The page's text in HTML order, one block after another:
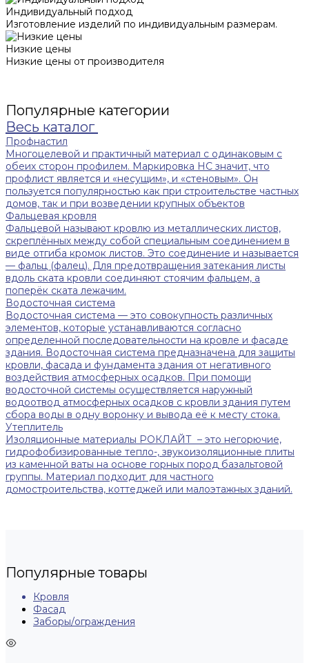
Индивидуальный подход
Изготовление изделий по индивидуальным размерам.
Низкие цены
Низкие цены от производителя
Популярные категории
Весь каталог
Профнастил
Многоцелевой и практичный материал с одинаковым с
обеих сторон профилем. Маркировка НС значит, что
профлист является и «несущим», и «стеновым». Он
пользуется популярностью как при строительстве частных
домов, так и при возведении крупных объектов
Фальцевая кровля
Фальцевой называют кровлю из металлических листов,
скреплённых между собой специальным соединением в
виде отгиба кромок листов. Это соединение и называется
— фальц (фалец). Для предотвращения затекания листы
вдоль ската кровли соединяют стоячим фальцем, а
поперёк ската лежачим.
Водосточная система
Водосточная система — это совокупность различных
элементов, которые устанавливаются согласно
определенной последовательности на кровле и фасаде
здания. Водосточная система предназначена для защиты
кровли, фасада и фундамента здания от негативного
воздействия атмосферных осадков. При помощи
водосточной системы осуществляется наружный
водоотвод атмосферных осадков с кровли здания путем
сбора воды в одну воронку и вывода её к месту стока.
Утеплитель
Изоляционные материалы РОКЛАЙТ – это негорючие,
гидрофобизированные тепло-, звукоизоляционные плиты
из каменной ваты на основе горных пород базальтовой
группы. Материал подходит для частного
домостроительства, коттеджей или малоэтажных зданий.
Популярные товары
Кровля
Фасад
Заборы/ограждения